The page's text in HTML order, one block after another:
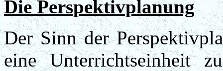
Die Perspektivplanung
Der Sinn der
eine Unterrichtseinheit